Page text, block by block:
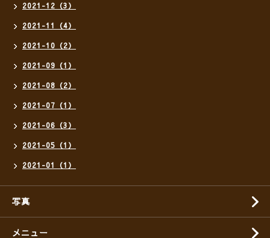
2021-12（3）
2021-11（4）
2021-10（2）
2021-09（1）
2021-08（2）
2021-07（1）
2021-06（3）
2021-05（1）
2021-01（1）
写真
メニュー